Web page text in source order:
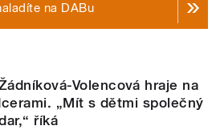
na DABu
Volencová hraje na
„Mít s dětmi společný
říká